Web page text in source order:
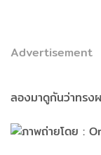
Advertisement
ลองมาดูกันว่าทรง